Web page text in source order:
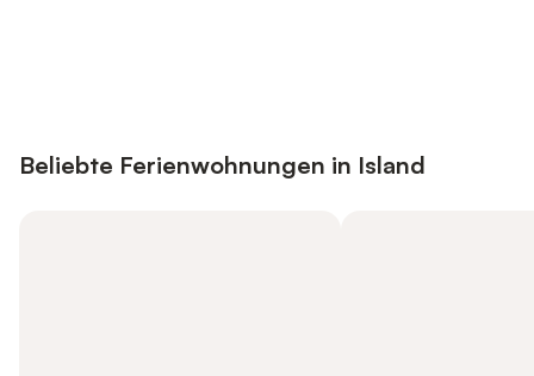
Beliebte Ferienwohnungen in Island